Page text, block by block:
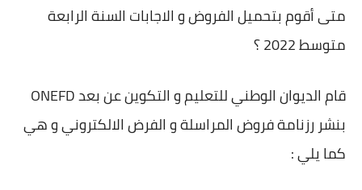
متى أقوم بتحميل الفروض و الاجابات السنة الرابعة
متوسط 2022 ؟
قام الديوان الوطني للتعليم و التكوين عن بعد ONEFD
بنشر رزنامة فروض المراسلة و الفرض الالكتروني و هي
كما يلي :